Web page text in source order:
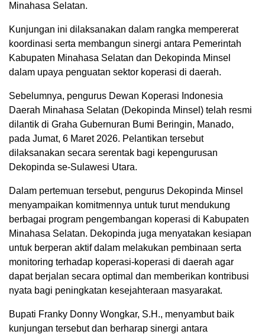
Minahasa Selatan.
Kunjungan ini dilaksanakan dalam rangka mempererat
koordinasi serta membangun sinergi antara Pemerintah
Kabupaten Minahasa Selatan dan Dekopinda Minsel
dalam upaya penguatan sektor koperasi di daerah.
Sebelumnya, pengurus Dewan Koperasi Indonesia
Daerah Minahasa Selatan (Dekopinda Minsel) telah resmi
dilantik di Graha Gubernuran Bumi Beringin, Manado,
pada Jumat, 6 Maret 2026. Pelantikan tersebut
dilaksanakan secara serentak bagi kepengurusan
Dekopinda se-Sulawesi Utara.
Dalam pertemuan tersebut, pengurus Dekopinda Minsel
menyampaikan komitmennya untuk turut mendukung
berbagai program pengembangan koperasi di Kabupaten
Minahasa Selatan. Dekopinda juga menyatakan kesiapan
untuk berperan aktif dalam melakukan pembinaan serta
monitoring terhadap koperasi-koperasi di daerah agar
dapat berjalan secara optimal dan memberikan kontribusi
nyata bagi peningkatan kesejahteraan masyarakat.
Bupati Franky Donny Wongkar, S.H., menyambut baik
kunjungan tersebut dan berharap sinergi antara